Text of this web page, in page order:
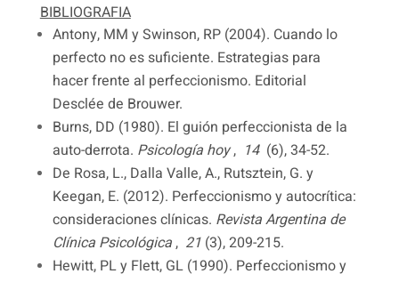
BIBLIOGRAFIA
Antony, MM y Swinson, RP (2004). Cuando lo
perfecto no es suficiente. Estrategias para
hacer frente al perfeccionismo. Editorial
Desclée de Brouwer.
Burns, DD (1980). El guión perfeccionista de la
auto-derrota. Psicología hoy, 14(6), 34-52.
De Rosa, L., Dalla Valle, A., Rutsztein, G. y
Keegan, E. (2012). Perfeccionismo y autocrítica:
consideraciones clínicas. Revista Argentina de
Clínica Psicológica, 21(3), 209-215.
Hewitt, PL y Flett, GL (1990). Perfeccionismo y